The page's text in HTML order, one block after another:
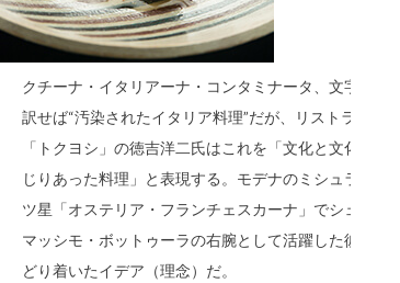
クチーナ・イタリアーナ・コンタミナータ、文字通り
訳せば“汚染されたイタリア料理”だが、リストランテ
「トクヨシ」の徳吉洋二氏はこれを「文化と文化が混
じりあった料理」と表現する。モデナのミシュラン三
ツ星「オステリア・フランチェスカーナ」でシェフ、
マッシモ・ボットゥーラの右腕として活躍した彼がた
どり着いたイデア（理念）だ。